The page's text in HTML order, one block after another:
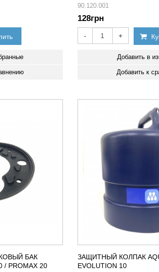
90.120.001
128грн
- +
Добавить в
Добавить к
БАК
/ PROMAX 20
ЗАЩИТНЫЙ КОЛПАК
EVOLUTION 10